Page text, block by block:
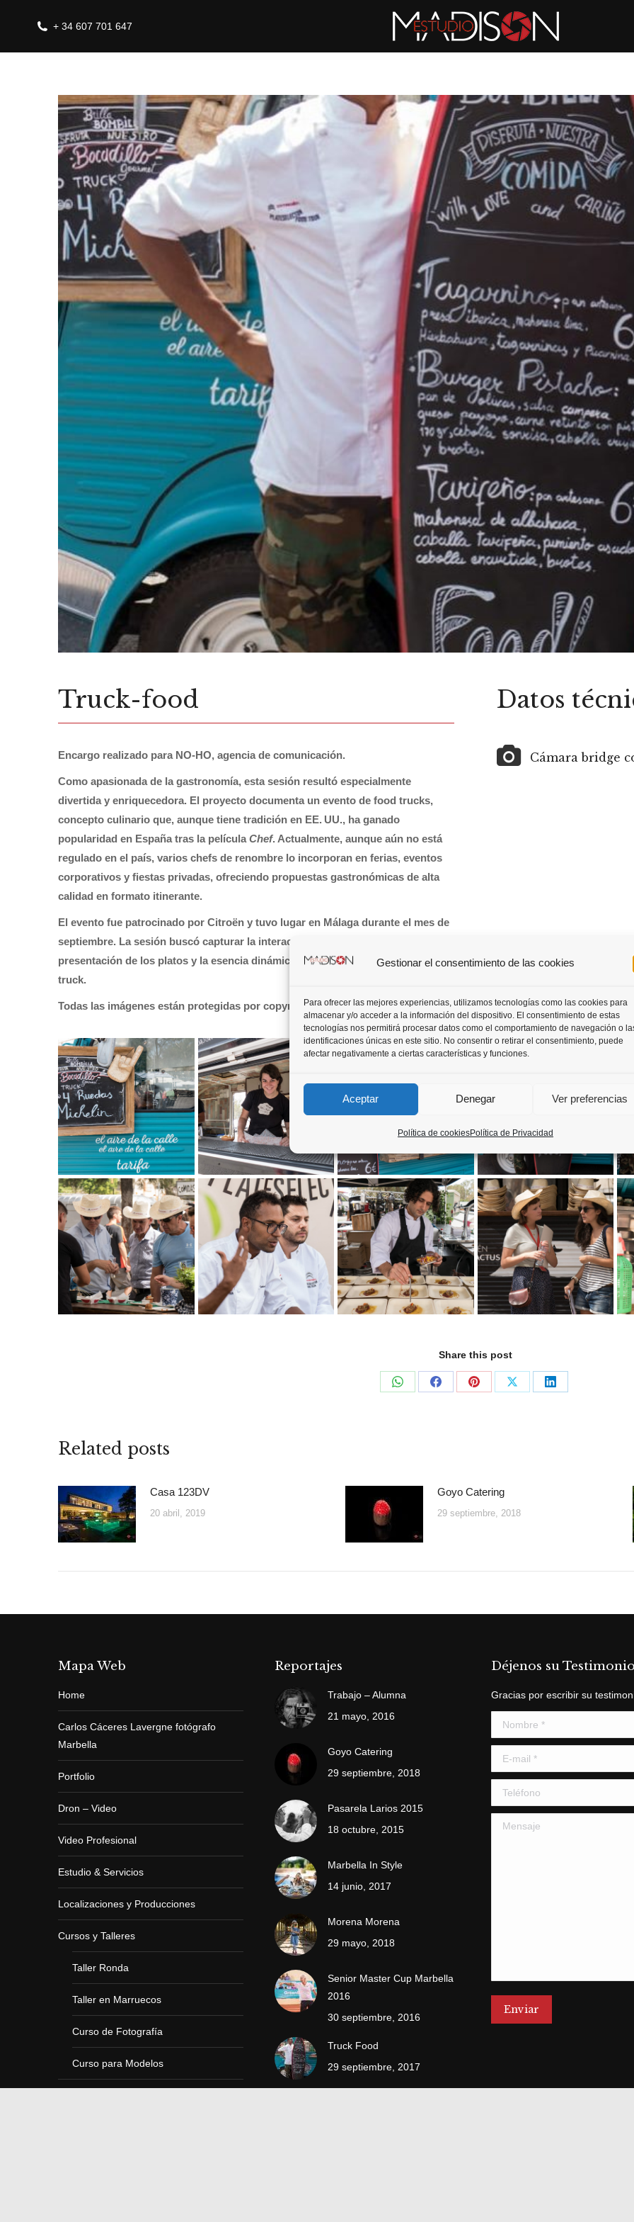
Gestionar el consentimiento de las cookies
Para ofrecer las mejores experiencias, utilizamos tecnologías como las cookies para
almacenar y/o acceder a la información del dispositivo. El consentimiento de estas
tecnologías nos permitirá procesar datos como el comportamiento de navegación o
identificaciones únicas en este sitio. No consentir o retirar el consentimiento, puede
afectar negativamente a ciertas características y funciones.
Aceptar Denegar Ver preferencias
Política de cookiesPolítica de Privacidad
+ 34 607 701 647
Truck-food
Encargo realizado para NO-HO, agencia de comunicación.
Como apasionada de la gastronomía, esta sesión resultó especialmente
divertida y enriquecedora. El proyecto documenta un evento de food trucks,
concepto culinario que, aunque tiene tradición en EE. UU., ha ganado
popularidad en España tras la película Chef. Actualmente, aunque aún no está
regulado en el país, varios chefs de renombre lo incorporan en ferias, eventos
corporativos y fiestas privadas, ofreciendo propuestas gastronómicas de alta
calidad en formato itinerante.
El evento fue patrocinado por Citroën y tuvo lugar en Málaga durante el mes de
septiembre. La sesión buscó capturar la interacción del público con los chefs, la
presentación de los platos y la esencia dinámica y creativa del concepto de food
truck.
Todas las imágenes están protegidas por copyright © MadisonEstudio.
Datos
Cámara bridge
Share this post
CompartirCompartirCompartirCompartirCompartir
Related posts
Casa 123DV
20 abril, 2019
Goyo Catering
29 septiembre, 2018
Mapa Web
Home
Carlos Cáceres Lavergne fotógrafo
Marbella
Portfolio
Dron – Video
Video Profesional
Estudio & Servicios
Localizaciones y Producciones
Cursos y Talleres
Taller Ronda
Taller en Marruecos
Curso de Fotografía
Curso para Modelos
Reportajes
Trabajo – Alumna
21 mayo, 2016
Goyo Catering
29 septiembre, 2018
Pasarela Larios 2015
18 octubre, 2015
Marbella In Style
14 junio, 2017
Morena Morena
29 mayo, 2018
Senior Master Cup Marbella
2016
30 septiembre, 2016
Truck Food
29 septiembre, 2017
Déjenos su
Gracias por escribir su
Nombre *
E-mail *
Teléfono
Mensaje
Enviar